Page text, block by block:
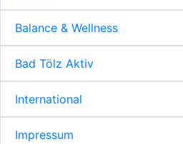
Balance & Wellness
Bad Tölz Aktiv
International
Impressum